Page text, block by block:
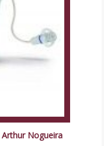
Nogueira